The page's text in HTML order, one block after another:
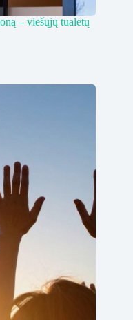
– viešųjų tualetų